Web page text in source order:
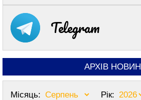
Telegram
АРХІВ НОВИН
Місяць:
Рік: